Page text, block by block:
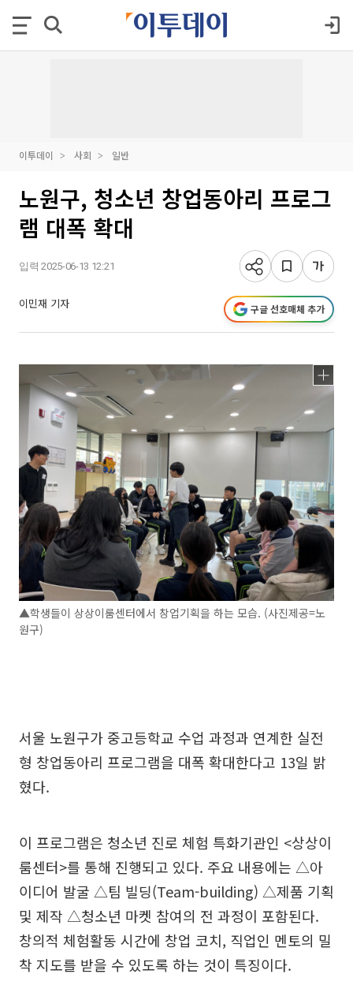
이투데이 사회 일반
노원구, 청소년 창업동아리 프로그
램 대폭 확대
입력 2025-06-13 12:21
이민재 기자 구글 선호매체 추가
▲학생들이 상상이룸센터에서 창업기획을 하는 모습. (사진제공=노
원구)
서울 노원구가 중고등학교 수업 과정과 연계한 실전
형 창업동아리 프로그램을 대폭 확대한다고 13일 밝
혔다.
이 프로그램은 청소년 진로 체험 특화기관인 <상상이
룸센터>를 통해 진행되고 있다. 주요 내용에는 △아
이디어 발굴 △팀 빌딩(Team-building) △제품 기획
및 제작 △청소년 마켓 참여의 전 과정이 포함된다.
창의적 체험활동 시간에 창업 코치, 직업인 멘토의 밀
착 지도를 받을 수 있도록 하는 것이 특징이다.